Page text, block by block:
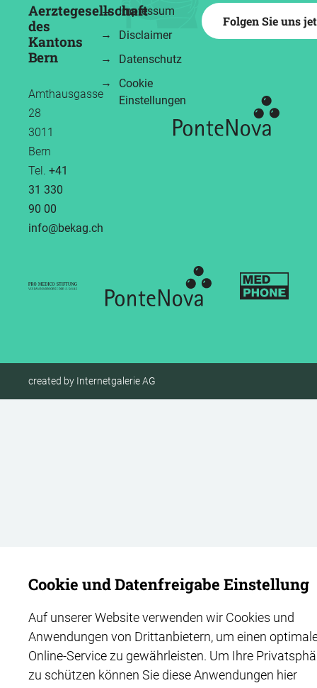
Aerztegesellschaft
des
Kantons
Bern
Amthausgasse
28
3011
Bern
Tel. +41
31 330
90 00
info
bekag.ch
Impressum
Disclaimer
Datenschutz
Cookie
Einstellungen
Folgen Sie uns
created by Internetgalerie AG
Cookie und Datenfreigabe Einstellung
Auf unserer Website verwenden wir Cookies und
Anwendungen von Drittanbietern, um einen
Online-Service zu gewährleisten. Um Ihre
zu schützen können Sie diese Anwendungen hier